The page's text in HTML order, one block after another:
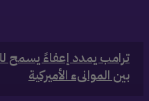
‏ترامب يمدد إعفاءً يسمح
بين الموانىء الأميركية